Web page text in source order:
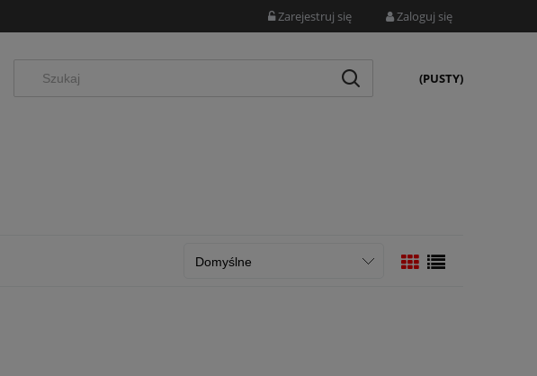
Zarejestruj się Zaloguj się
(PUSTY)